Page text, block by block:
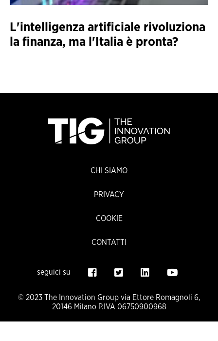
L'intelligenza artificiale rivoluziona
la finanza, ma l'Italia è pronta?
CHI SIAMO
PRIVACY
COOKIE
CONTATTI
seguici su
© 2023 The Innovation Group via Ettore Romagnoli 6,
20146 Milano P.IVA 06750900968